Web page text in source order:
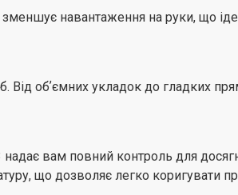
за допомогою 2-метрового
навантаження на руки, що
Від обʼємних укладок до гладких
надає вам повний контроль для
що дозволяє легко коригувати